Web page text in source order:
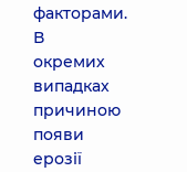
факторами.
В
окремих
випадках
причиною
появи
ерозії